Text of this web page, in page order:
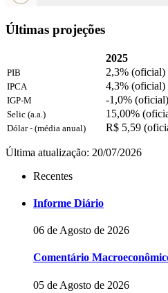
Últimas projeções
2025
PIB
2,3% (oficial)
IPCA 4,3% (oficial)
IGP-M -1,0% (oficial)
Selic (a.a.) 15,00%
Dólar - (média anual) R$ 5,59
Última atualização: 20/07/2026
Recentes
Informe Diário
06 de Agosto de 2026
Comentário
05 de Agosto de 2026